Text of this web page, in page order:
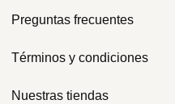
Preguntas frecuentes
Términos y condiciones
Nuestras tiendas